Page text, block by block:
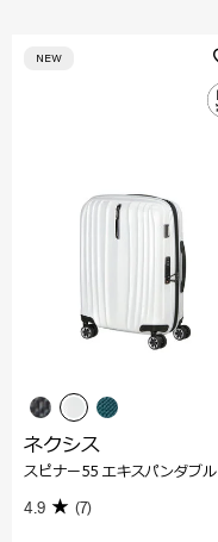
NEW
ネクシス
スピナー55 エキスパンダブル
4.9 (7)